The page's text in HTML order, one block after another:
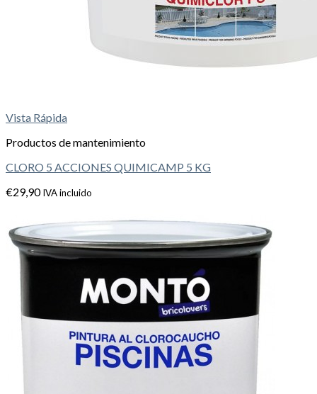
Vista Rápida
Productos de mantenimiento
CLORO 5 ACCIONES QUIMICAMP 5 KG
€29,90 IVA incluido